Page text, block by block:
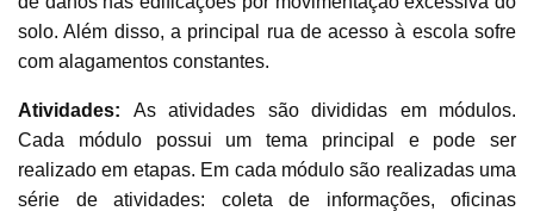
solo. Além disso, a principal rua de acesso à escola sofre
com alagamentos constantes.
Atividades: As atividades são divididas em módulos.
Cada módulo possui um tema principal e pode ser
realizado em etapas. Em cada módulo são realizadas uma
série de atividades: coleta de informações, oficinas